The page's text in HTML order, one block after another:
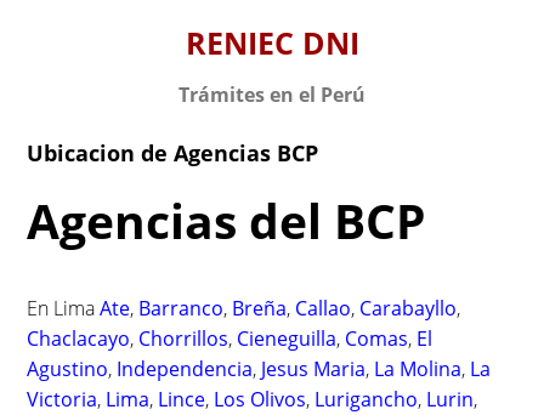
RENIEC DNI
Trámites en el Perú
Ubicacion de Agencias BCP
Agencias del BCP
En LimaAte, Barranco, Breña, Callao, Carabayllo,
Chaclacayo, Chorrillos, Cieneguilla, Comas, El
Agustino, Independencia, Jesus Maria, La Molina, La
Victoria, Lima, Lince, Los Olivos, Lurigancho, Lurin,